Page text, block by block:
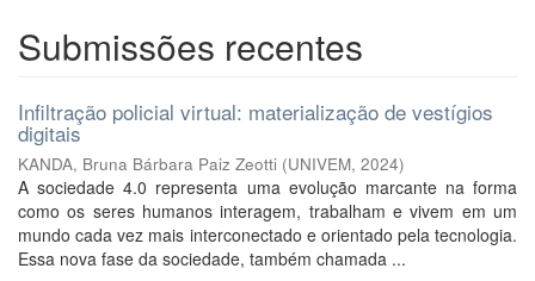
Submissões recentes
Infiltração policial virtual: materialização de vestígios
digitais
KANDA, Bruna Bárbara Paiz Zeotti (UNIVEM, 2024)
A sociedade 4.0 representa uma evolução marcante na forma
como os seres humanos interagem, trabalham e vivem em um
mundo cada vez mais interconectado e orientado pela tecnologia.
Essa nova fase da sociedade, também chamada ...